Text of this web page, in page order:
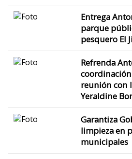
Entrega
parque
pesquero El
Refrenda
reunión con
Yeraldine
Garantiza
limpieza en
municipales